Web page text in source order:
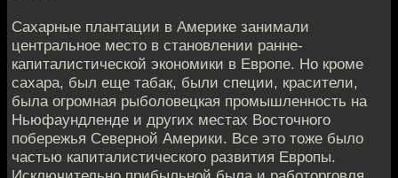
Сахарные плантации в Америке занимали
центральное место в становлении ранне-
капиталистической экономики в Европе. Но кроме
сахара, был еще табак, были специи, красители,
была огромная рыболовецкая промышленность на
Ньюфаундленде и других местах Восточного
побережья Северной Америки. Все это тоже было
частью капиталистического развития Европы.